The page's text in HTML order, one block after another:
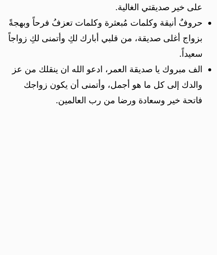
على خير صديقتي الغالية.
حروفٌ أنيقة وكلمات مُبعثرة وكلمات تعزفُ فرحاً وبهجةً
بزواج أغلى صديقة، من قلبي أبارك لكِ وأتمنى لكِ زواجاً
سعيداً.
الف مبروك يا صديقة العمر، ادعو الله ان ينقلك من عز
والدك إلى كل ما هو أجمل، وأتمنى أن يكون زواجك
فاتحة خير وسعادة ورضا من رب العالمين.